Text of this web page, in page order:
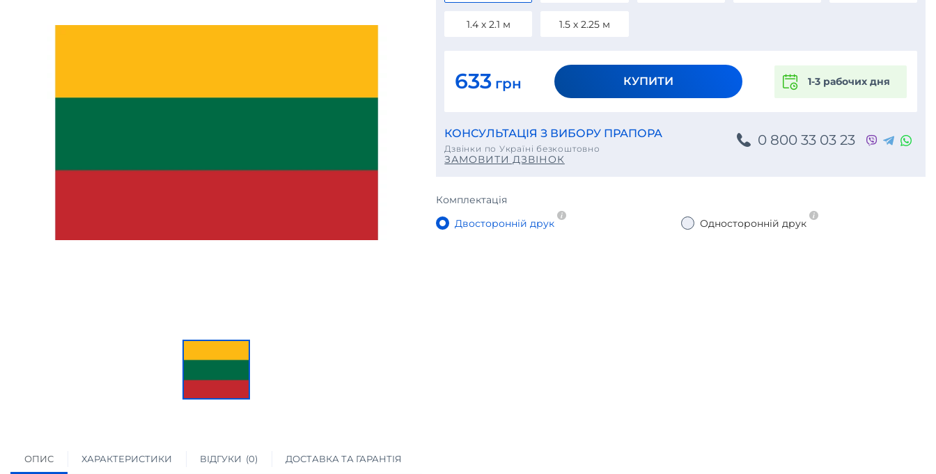
ОПИС ХАРАКТЕРИСТИКИ ВІДГУКИ 0 ДОСТАВКА ТА ГАРАНТІЯ
1.4 х 2.1 м 1.5 х 2.25 м
633 грн КУПИТИ 1-3 рабочих дня
КОНСУЛЬТАЦІЯ З ВИБОРУ ПРАПОРА
Дзвінки по Україні безкоштовно 0 800 33 03 23
ЗАМОВИТИ ДЗВІНОК
Комплектація
Двосторонній друк
Односторонній друк